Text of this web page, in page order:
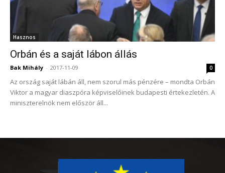
Hasznos
Orbán és a saját lábon állás
Bak Mihály - 2017-11-09 0
Az ország saját lábán áll, nem szorul más pénzére – mondta Orbán
Viktor a magyar diaszpóra képviselőinek budapesti értekezletén. A
miniszterelnök nem először áll...